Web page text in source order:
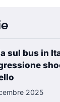
sul bus in
2025